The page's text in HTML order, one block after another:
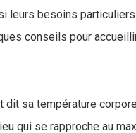
leurs besoins
conseils pour
dit sa température
qui se rapproche au